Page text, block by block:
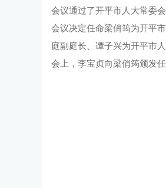
会议通过了开平市人大常委
会议决定任命梁俏筠为开平
庭副庭长、谭子兴为开平市
会上，李宝贞向梁俏筠颁发